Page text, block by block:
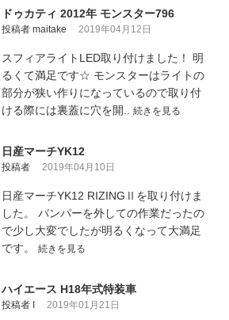
ドゥカティ 2012年 モンスター796
投稿者 maitake 2019年04月12日
スフィアライトLED取り付けました！ 明
るくて満足です☆ モンスターはライトの
部分が狭い作りになっているので取り付
ける際には裏蓋に穴を開.. 続きを見る
日産マーチYK12
投稿者 2019年04月10日
日産マーチYK12 RIZINGⅡを取り付けま
した。 バンパーを外しての作業だったの
で少し大変でしたが明るくなって大満足
です。 続きを見る
ハイエース H18年式特装車
投稿者 I 2019年01月21日